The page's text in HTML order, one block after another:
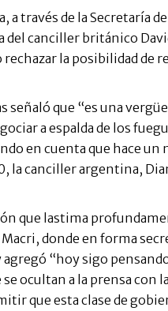
a través de la Secretaría
canciller británico
la posibilidad de
señaló que “es una
a espalda de los
en cuenta que hace un
la canciller argentina,
que lastima
donde en forma
“hoy sigo
ocultan a la prensa con
que esta clase de